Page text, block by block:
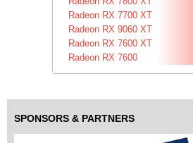
Radeon RX 7700 XT
Radeon RX 9060 XT
Radeon RX 7600 XT
Radeon RX 7600
SPONSORS & PARTNERS